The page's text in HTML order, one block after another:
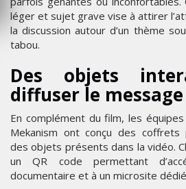
léger et sujet grave vise à attirer
la discussion autour d’un thème
tabou.
Des objets
diffuser le message
En complément du film, les
Mekanism ont conçu des coffrets
des objets présents dans la vidéo.
un QR code permettant
documentaire et à un microsite